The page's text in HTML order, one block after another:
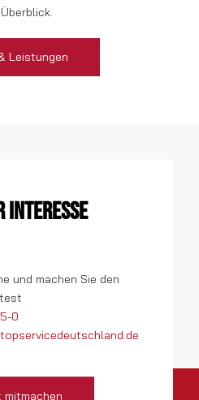
Leistungen
Interesse
und machen Sie den
0